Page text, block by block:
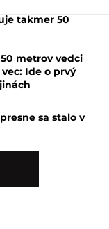
takmer 50
metrov vedci
Ide o prvý
sa stalo v